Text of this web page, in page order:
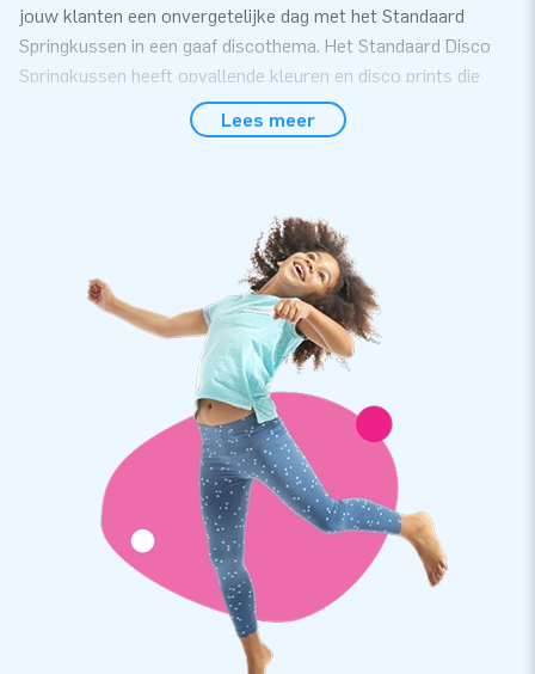
jouw klanten een onvergetelijke dag met het Standaard
Springkussen in een gaaf discothema. Het Standaard Disco
Springkussen heeft opvallende kleuren en disco prints die
kinderen direct enthousiast zullen maken. Hiermee maak je
altijd indruk, bijvoorbeeld tijdens een kinderverjaardag of
Bestel dit A-frame Disco springkussen van
uitstekende kwaliteit online
Zet het Standaard Disco Springkussen gemakkelijk binnen 10
minuten op. JB kussens zijn op meerdere punten verstevigd
en meervoudig gestikt, gemaakt van sterk, hoogwaardig PVC.
Daardoor zijn ze duurzaam en eenvoudig schoon te houden,
wat jarenlang optimaal speelplezier garandeert. Het
Standaard Disco Springkussen wordt compact in één deel
geleverd en is daardoor gemakkelijk te transporteren. De
inflatable wordt geleverd inclusief blower,
verankeringsmateriaal, transportzak en een duidelijke
handleiding. Alles compleet voor een geweldige ervaring.
Internationale producent van luchtkussens in elk
Lees meer